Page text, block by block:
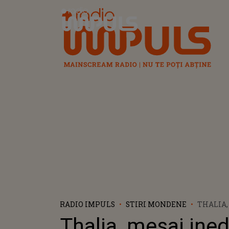
Radio Impuls
RADIO IMPULS STIRI MONDENE
THALIA,